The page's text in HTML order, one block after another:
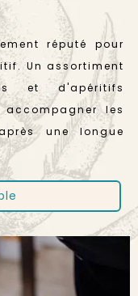
réputé pour
Un assortiment
et d'apéritifs
les
une longue